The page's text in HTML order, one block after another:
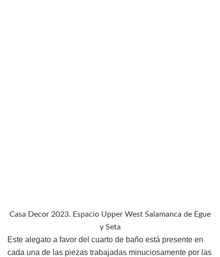
Casa Decor 2023. Espacio Upper West Salamanca de Egue
y Seta
Este alegato a favor del cuarto de baño está presente en
cada una de las piezas trabajadas minuciosamente por las